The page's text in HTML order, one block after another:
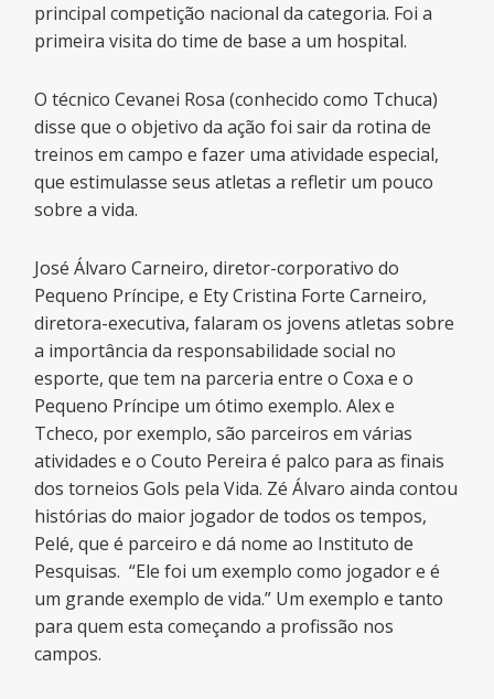
principal competição nacional da categoria. Foi a
primeira visita do time de base a um hospital.
O técnico Cevanei Rosa (conhecido como Tchuca)
disse que o objetivo da ação foi sair da rotina de
treinos em campo e fazer uma atividade especial,
que estimulasse seus atletas a refletir um pouco
sobre a vida.
José Álvaro Carneiro, diretor-corporativo do
Pequeno Príncipe, e Ety Cristina Forte Carneiro,
diretora-executiva, falaram os jovens atletas sobre
a importância da responsabilidade social no
esporte, que tem na parceria entre o Coxa e o
Pequeno Príncipe um ótimo exemplo. Alex e
Tcheco, por exemplo, são parceiros em várias
atividades e o Couto Pereira é palco para as finais
dos torneios Gols pela Vida. Zé Álvaro ainda contou
histórias do maior jogador de todos os tempos,
Pelé, que é parceiro e dá nome ao Instituto de
Pesquisas. “Ele foi um exemplo como jogador e é
um grande exemplo de vida.” Um exemplo e tanto
para quem esta começando a profissão nos
campos.